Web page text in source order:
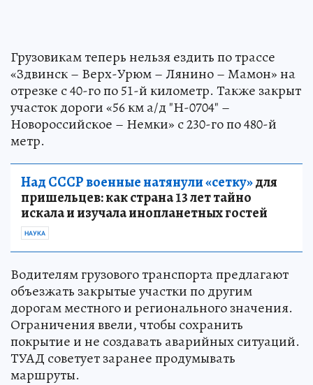
Грузовикам теперь нельзя ездить по трассе
«Здвинск – Верх-Урюм – Лянино – Мамон» на
отрезке с 40-го по 51-й километр. Также закрыт
участок дороги «56 км а/д "Н-0704" –
Новороссийское – Немки» с 230-го по 480-й
метр.
Над СССР военные натянули «сетку»для
пришельцев: как страна 13 лет тайно
искала и изучала инопланетных гостей
НАУКА
Водителям грузового транспорта предлагают
объезжать закрытые участки по другим
дорогам местного и регионального значения.
Ограничения ввели, чтобы сохранить
покрытие и не создавать аварийных ситуаций.
ТУАД советует заранее продумывать
маршруты.